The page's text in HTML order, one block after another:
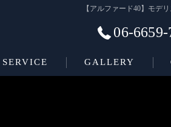
【アルファード40】モデ
06-6659-
SERVICE GALLERY